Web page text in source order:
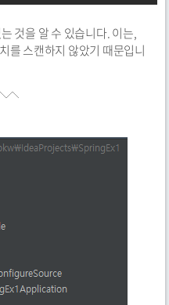
것을 알 수 있습니다. 이는,
스캔하지 않았기 때문입니